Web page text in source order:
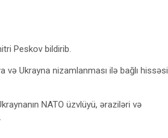
Peskov bildirib.
və Ukrayna nizamlanması ilə bağlı hissəsi
NATO üzvlüyü, əraziləri və